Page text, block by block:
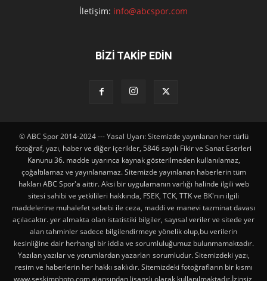
İletişim: info@abcspor.com
BİZİ TAKİP EDİN
© ABC Spor 2014-2024 --- Yasal Uyarı: Sitemizde yayınlanan her türlü
fotoğraf, yazı, haber ve diğer içerikler, 5846 sayılı Fikir ve Sanat Eserleri
Kanunu 36. madde uyarınca kaynak gösterilmeden kullanılamaz,
çoğaltılamaz ve yayınlanamaz. Sitemizde yayınlanan haberlerin tüm
hakları ABC Spor'a aittir. Aksi bir uygulamanın varlığı halinde ilgili web
sitesi sahibi ve yetkilileri hakkında, FSEK, TCK, TTK ve BK'nın ilgili
maddelerine muhalefet sebebi ile ceza, maddi ve manevi tazminat davası
açılacaktır. yer almakta olan istatistiki bilgiler, sayısal veriler ve sitede yer
alan tahminler sadece bilgilendirmeye yönelik olup,bu verilerin
kesinliğine dair herhangi bir iddia ve sorumluluğumuz bulunmamaktadır.
Yazılan yazılar ve yorumlardan yazarları sorumludur. Sitemizdeki yazı,
resim ve haberlerin her hakkı saklıdır. Sitemizdeki fotoğrafların bir kısmı
www.seskimphoto.com ajansından lisanslı olarak kullanılmaktadır.İzinsiz,